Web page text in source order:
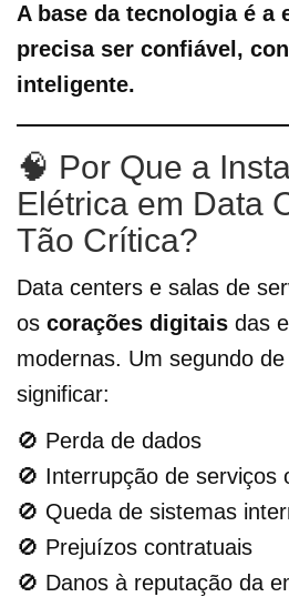
A base da tecnologia é a
precisa ser confiável,
inteligente.
🧠 Por Que a
Elétrica em Data
Tão Crítica?
Data centers e salas de
os corações digitais das
modernas. Um segundo
significar:
🚫 Perda de dados
🚫 Interrupção de serviços
🚫 Queda de sistemas
🚫 Prejuízos contratuais
🚫 Danos à reputação da